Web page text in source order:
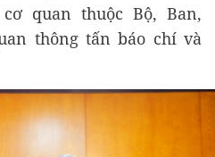
quan thuộc Bộ, Ban,
thông tấn báo chí và